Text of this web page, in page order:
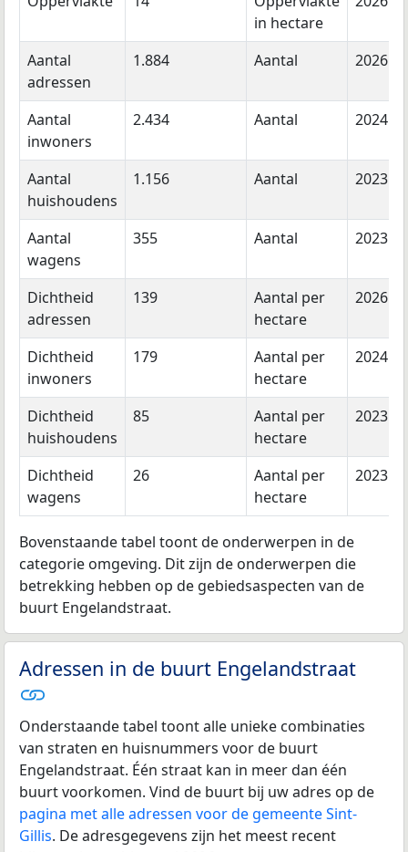
in hectare
Aantal
adressen
1.884 Aantal 2026
Aantal
inwoners
2.434 Aantal 2024
Aantal
huishoudens
1.156 Aantal 2023
Aantal
wagens
355 Aantal 2023
Dichtheid
adressen
139
Aantal per
hectare
2026
Dichtheid
inwoners
179
Aantal per
hectare
2024
Dichtheid
huishoudens
85
Aantal per
hectare
2023
Dichtheid
wagens
26
Aantal per
hectare
2023
Bovenstaande tabel toont de onderwerpen in de
categorie omgeving. Dit zijn de onderwerpen die
betrekking hebben op de gebiedsaspecten van de
buurt Engelandstraat.
Adressen in de buurt Engelandstraat
Onderstaande tabel toont alle unieke combinaties
van straten en huisnummers voor de buurt
Engelandstraat. Één straat kan in meer dan één
buurt voorkomen. Vind de buurt bij uw adres op de
pagina met alle adressen voor de gemeente Sint-
Gillis. De adresgegevens zijn het meest recent